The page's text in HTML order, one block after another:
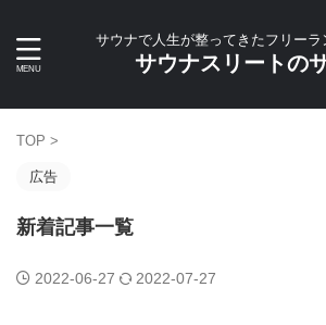
サウナで人生が整ってきたフリーラ
サウナスリートの
TOP >
広告
新着記事一覧
2022-06-27 2022-07-27